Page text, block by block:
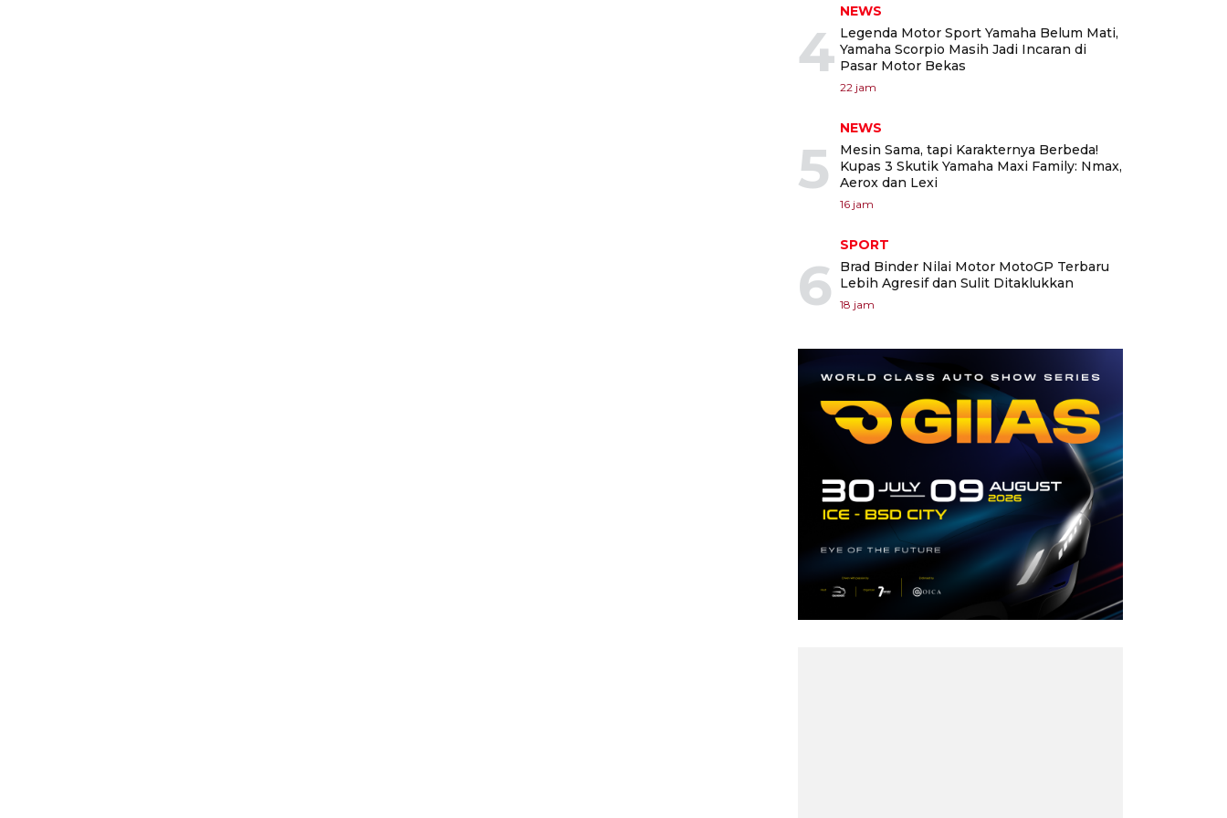
4
NEWS
Legenda Motor Sport Yamaha Belum Mati,
Yamaha Scorpio Masih Jadi Incaran di
Pasar Motor Bekas
22 jam
5
NEWS
Mesin Sama, tapi Karakternya Berbeda!
Kupas 3 Skutik Yamaha Maxi Family: Nmax,
Aerox dan Lexi
16 jam
6
SPORT
Brad Binder Nilai Motor MotoGP Terbaru
Lebih Agresif dan Sulit Ditaklukkan
18 jam